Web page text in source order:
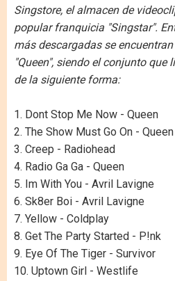
Singstore, el almacen de
popular franquicia "Singstar".
más descargadas se
"Queen", siendo el conjunto que
de la siguiente forma:
1. Dont Stop Me Now - Queen
2. The Show Must Go On - Queen
3. Creep - Radiohead
4. Radio Ga Ga - Queen
5. Im With You - Avril Lavigne
6. Sk8er Boi - Avril Lavigne
7. Yellow - Coldplay
8. Get The Party Started - P!nk
9. Eye Of The Tiger - Survivor
10. Uptown Girl - Westlife